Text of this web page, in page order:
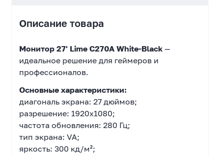
Описание товара
Монитор 27' Lime C270A White-Black —
идеальное решение для геймеров и
профессионалов.
Основные характеристики:
диагональ экрана: 27 дюймов;
разрешение: 1920x1080;
частота обновления: 280 Гц;
тип экрана: VA;
яркость: 300 кд/м²;